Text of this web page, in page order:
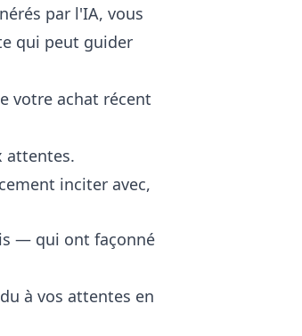
par l'IA, vous
qui peut guider
votre achat récent
attentes.
inciter avec,
— qui ont façonné
à vos attentes en